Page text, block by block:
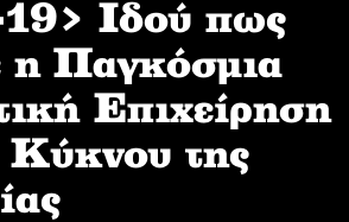
Iδού πως
η Παγκόσμια
Επιχείρηση
της